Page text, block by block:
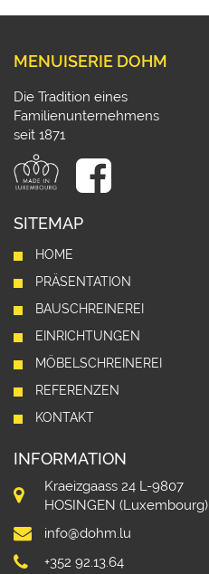
MENUISERIE DOHM
Die Tradition eines
Familienunternehmens
seit 1871
SITEMAP
HOME
PRÄSENTATION
BAUSCHREINEREI
EINRICHTUNGEN
MÖBELSCHREINEREI
REFERENZEN
KONTAKT
INFORMATION
Kraeizgaass 24 L-9807
HOSINGEN (Luxembourg)
info@dohm.lu
+352 92.13.64